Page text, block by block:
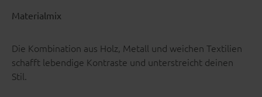
Materialmix
Die Kombination aus Holz, Metall und weichen Textilien
schafft lebendige Kontraste und unterstreicht deinen
Stil.